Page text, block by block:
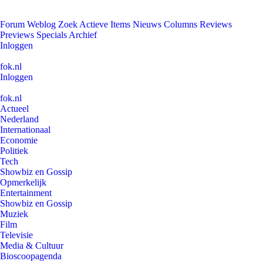
Forum Weblog Zoek Actieve Items Nieuws Columns Reviews
Previews Specials Archief
Inloggen
fok.nl
Inloggen
fok.nl
Actueel
Nederland
Internationaal
Economie
Politiek
Tech
Showbiz en Gossip
Opmerkelijk
Entertainment
Showbiz en Gossip
Muziek
Film
Televisie
Media & Cultuur
Bioscoopagenda